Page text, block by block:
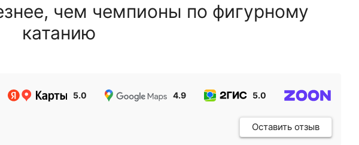
чем чемпионы по фигурному
катанию
5.0 4.9 5.0
Оставить отзыв